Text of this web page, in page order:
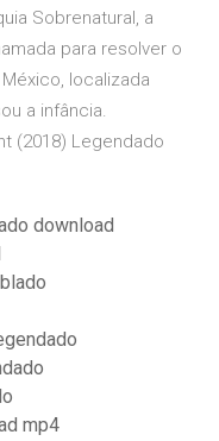
Sobrenatural, a
para resolver o
localizada
a infância.
(2018) Legendado
download
mp4